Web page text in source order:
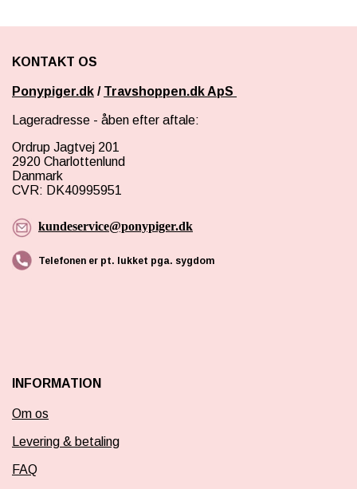
KONTAKT OS
Ponypiger.dk / Travshoppen.dk ApS
Lageradresse - åben efter aftale:
Ordrup Jagtvej 201
2920 Charlottenlund
Danmark
CVR: DK40995951
kundeservice@ponypiger.dk
Telefonen er pt. lukket pga. sygdom
INFORMATION
Om os
Levering & betaling
FAQ